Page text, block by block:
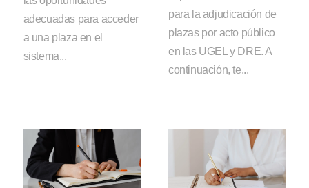
adecuadas para acceder
a una plaza en el
sistema...
para la adjudicación de
plazas por acto público
en las UGEL y DRE. A
continuación, te...